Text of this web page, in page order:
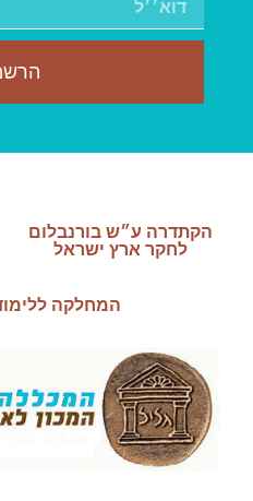
הקתדרה ע״ש בורנבלום
לחקר ארץ ישראל
המחלקה